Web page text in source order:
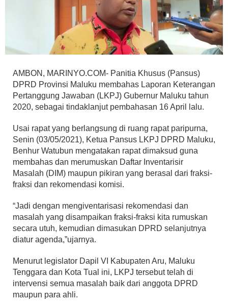
AMBON, MARINYO.COM- Panitia Khusus (Pansus)
DPRD Provinsi Maluku membahas Laporan Keterangan
Pertanggung Jawaban (LKPJ) Gubernur Maluku tahun
2020, sebagai tindaklanjut pembahasan 16 April lalu.
Usai rapat yang berlangsung di ruang rapat paripurna,
Senin (03/05/2021), Ketua Pansus LKPJ DPRD Maluku,
Benhur Watubun mengatakan rapat dimaksud guna
membahas dan merumuskan Daftar Inventarisir
Masalah (DIM) maupun pikiran yang berasal dari fraksi-
fraksi dan rekomendasi komisi.
“Jadi dengan mengiventarisasi rekomendasi dan
masalah yang disampaikan fraksi-fraksi kita rumuskan
secara utuh, kemudian dimasukan DPRD selanjutnya
diatur agenda,”ujarnya.
Menurut legislator Dapil VI Kabupaten Aru, Maluku
Tenggara dan Kota Tual ini, LKPJ tersebut telah di
intervensi semua masalah baik dari anggota DPRD
maupun para ahli.